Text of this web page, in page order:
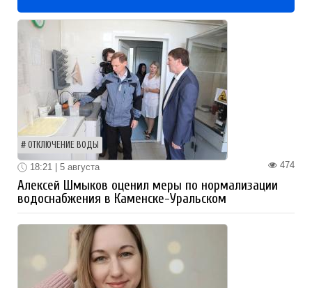
ОТКЛЮЧЕНИЕ ВОДЫ
474
18:21 | 5 августа
Алексей Шмыков оценил меры по нормализации
водоснабжения в Каменске-Уральском